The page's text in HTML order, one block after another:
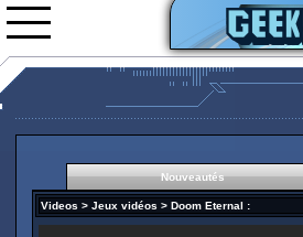
Nouveautés
Vidéos
Nouveautés
Videos > Jeux vidéos > Doom Eternal :